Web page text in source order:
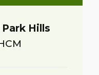
Hills